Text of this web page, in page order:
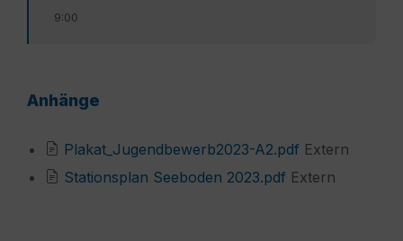
9:00
Anhänge
Plakat_Jugendbewerb2023-A2.pdf File
extension:
Extern
Stationsplan Seeboden 2023.pdf File
Extern